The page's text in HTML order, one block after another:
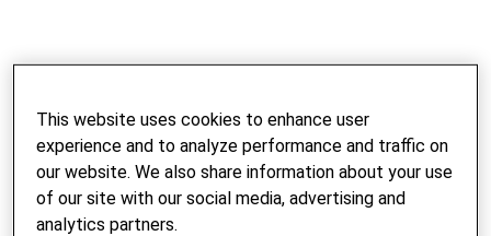
Le Conseil national a aujourd'hui rejeté une motion
l’Ukraine. Le Conseil fédéral souhaite néanmoins
forcer la conclusion d’un traité international.
Alliance Sud demande une plus grande
transparence et des règles claires afin que le
This website uses cookies to enhance user
experience and to analyze performance and traffic on
our website. We also share information about your use
of our site with our social media, advertising and
analytics partners.